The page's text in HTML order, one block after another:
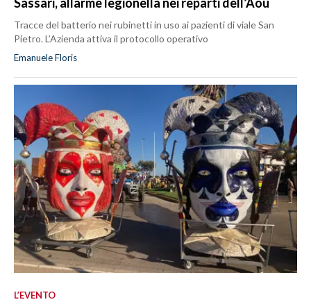
Tracce del batterio nei rubinetti in uso ai pazienti di viale San
Pietro. L’Azienda attiva il protocollo operativo
Emanuele Floris
L’EVENTO